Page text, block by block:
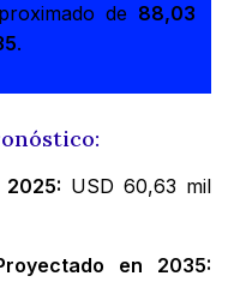
de 88,03
.
2025: USD 60,63 mil
en 2035: